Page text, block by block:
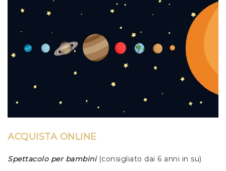
ACQUISTA ONLINE
Spettacolo per bambini (consigliato dai 6 anni in su)